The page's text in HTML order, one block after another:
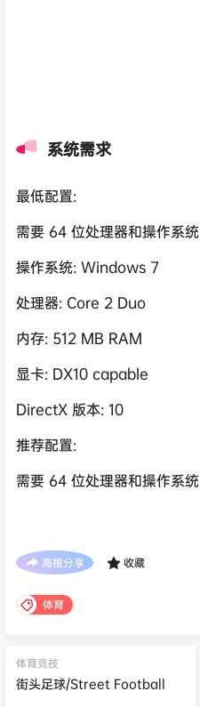
系统需求
最低配置:
需要 64 位处理器和操作系统
操作系统: Windows 7
处理器: Core 2 Duo
内存: 512 MB RAM
显卡: DX10 capable
DirectX 版本: 10
推荐配置:
需要 64 位处理器和操作系统
海报分享 收藏
体育
体育竞技
街头足球/Street Football